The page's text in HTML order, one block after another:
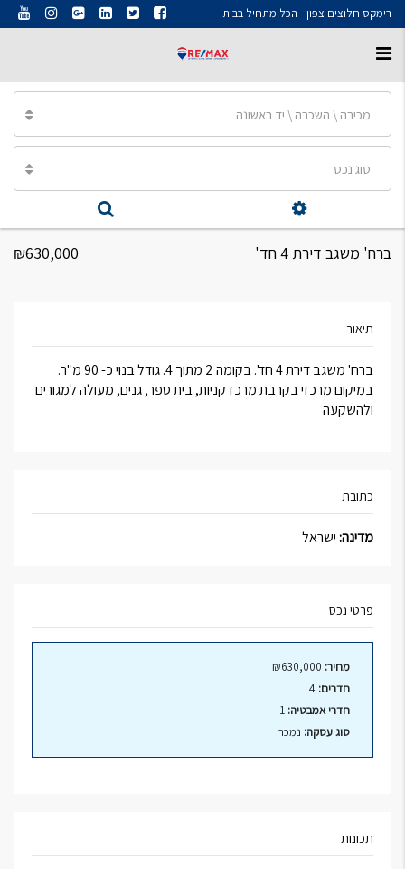
רימקס חלוצים צפון - הכל מתחיל בבית
מכירה \ השכרה \ יד ראשונה
סוג נכס
ברח' משגב דירת 4 חד' ₪630,000
תיאור
ברח' משגב דירת 4 חד'. בקומה 2 מתוך 4. גודל בנוי כ- 90 מ"ר.
במיקום מרכזי בקרבת מרכז קניות, בית ספר, גנים, מעולה למגורים
ולהשקעה
כתובת
מדינה:ישראל
פרטי נכס
מחיר:
חדרים:
חדרי אמבטיה:
סוג עסקה: נמכר
תכונות